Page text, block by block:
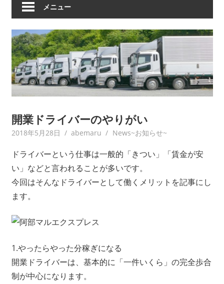
メニュー
開業ドライバーのやりがい
2018年5月28日 abemaru News~お知らせ~
ドライバーという仕事は一般的「きつい」「賃金が安
い」などと言われることが多いです。
今回はそんなドライバーとして働くメリットを記事にし
ます。
1.やったらやった分稼ぎになる
開業ドライバーは、基本的に「一件いくら」の完全歩合
制が中心になります。